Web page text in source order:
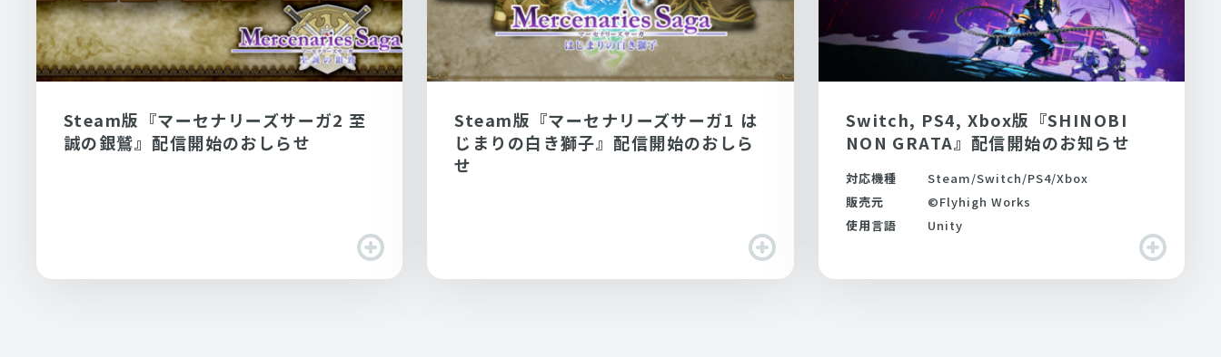
Steam版『マーセナリーズサーガ2 至
誠の銀鷲』配信開始のおしらせ
Steam版『マーセナリーズサーガ1 は
じまりの白き獅子』配信開始のおしら
せ
Switch, PS4, Xbox版『SHINOBI
NON GRATA』配信開始のお知らせ
対応機種
Steam/Switch/PS4/Xbox
販売元
©Flyhigh Works
使用言語
Unity